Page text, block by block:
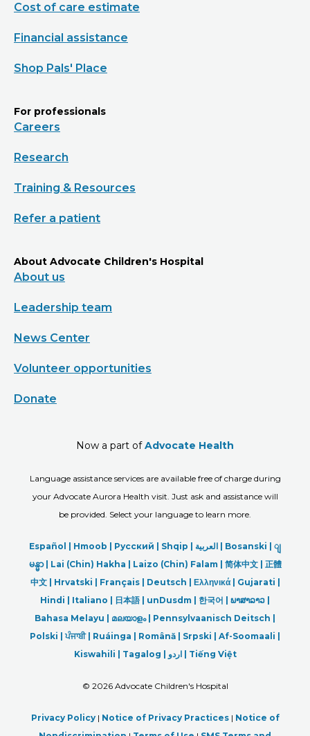
Cost of care estimate
Financial assistance
Shop Pals' Place
For professionals
Careers
Research
Training & Resources
Refer a patient
About Advocate Children's Hospital
About us
Leadership team
News Center
Volunteer opportunities
Donate
Now a part ofAdvocate Health
Language assistance services are available free of charge during
your Advocate Aurora Health visit. Just ask and assistance will
be provided. Select your language to learn more.
Español | Hmoob Русский Shqip العربیة Bosanski
ျ
မန္မာ| Lai (Chin) Hakha | Laizo (Chin) Falam | 简体中文 | 正體
中文 | Hrvatski | Français | Deutsch Ελληνικά | Gujarati |
Hindi
Italiano 日本語| unDusdm 한국어 ພາສາລາວ
Bahasa Melayu | മലയാളം| Pennsylvaanisch Deitsch |
Polski |ਪੰਜਾਬੀ| Ruáinga | Română | Srpski
Af-Soomaali |
Kiswahili | Tagalog اردو| Tiếng Việt
© 2026 Advocate Children's Hospital
Privacy Policy| Notice of Privacy Practices| Notice of